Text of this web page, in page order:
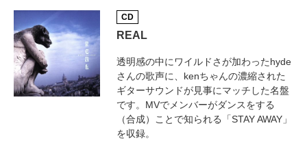
CD
REAL
透明感の中にワイルドさが加わったhyde
さんの歌声に、kenちゃんの濃縮された
ギターサウンドが見事にマッチした名盤
です。MVでメンバーがダンスをする
（合成）ことで知られる「STAY AWAY」
を収録。